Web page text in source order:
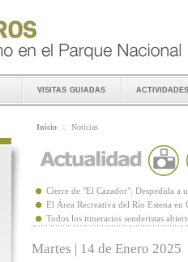
visitas guiadas actividades
Inicio :: Noticias
Cierre de "El Cazador": Despedida a
El Área Recreativa del Río Estena
Todos los itinerarios senderistas
Martes | 14 de Enero 2025